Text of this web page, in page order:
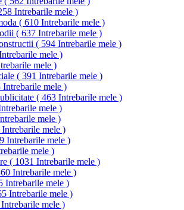
Intrebarile mele )
( 610 Intrebarile mele )
( 637 Intrebarile mele )
( 594 Intrebarile mele )
mele )
mele )
( 391 Intrebarile mele )
Intrebarile mele )
( 463 Intrebarile mele )
mele )
mele )
mele )
Intrebarile mele )
mele )
( 1031 Intrebarile mele )
Intrebarile mele )
Intrebarile mele )
Intrebarile mele )
mele )